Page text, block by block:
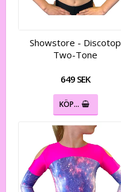
Showstore - Discotop
Two-Tone
649 SEK
KÖP…